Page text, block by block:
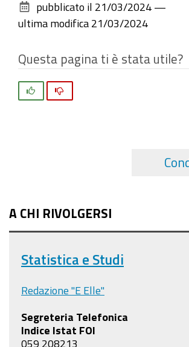
documento
pubblicato il 21/03/2024 —
ultima modifica 21/03/2024
Questa pagina ti è stata utile?
A CHI RIVOLGERSI
Statistica e Studi
Redazione "E Elle"
Segreteria Telefonica
Indice Istat FOI
059 208213